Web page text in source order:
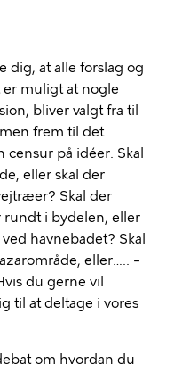
dig, at alle forslag og
er muligt at nogle
bliver valgt fra til
frem til det
på idéer. Skal
eller skal der
Skal der
rundt i bydelen, eller
havnebadet? Skal
eller….. –
du gerne vil
til at deltage i vores
om hvordan du